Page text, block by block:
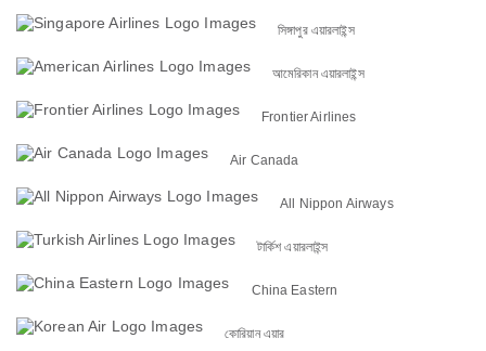
সিঙ্গাপুর এয়ারলাইন্স
আমেরিকান এয়ারলাইন্স
Frontier Airlines
Air Canada
All Nippon Airways
টার্কিশ এয়ারলাইন্স
China Eastern
কোরিয়ান এয়ার